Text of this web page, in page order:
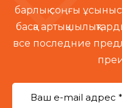
барлық соңғы
басқа
все последние